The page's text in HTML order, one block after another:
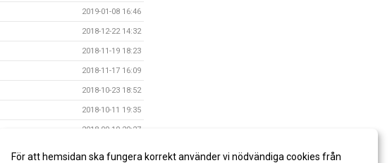
2019-01-08 16:46
2018-12-22 14:32
2018-11-19 18:23
2018-11-17 16:09
2018-10-23 18:52
2018-10-11 19:35
2018-09-19 20:27
För att hemsidan ska fungera korrekt använder vi nödvändiga cookies från